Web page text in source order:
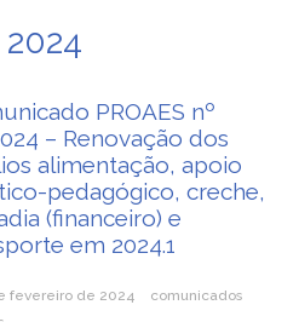
PROAES nº
– Renovação dos
alimentação, apoio
pedagógico, creche,
(financeiro) e
em 2024.1
fevereiro de 2024
comunicados